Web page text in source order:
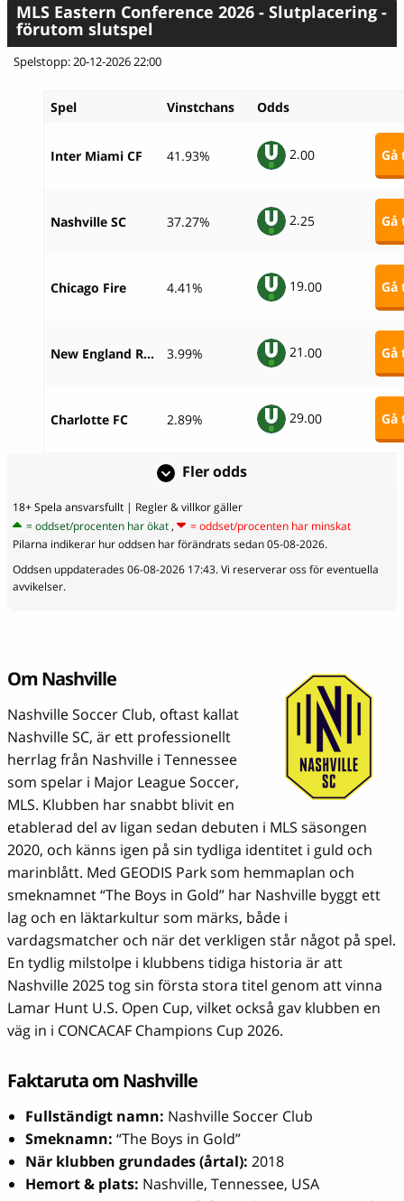
MLS Eastern Conference 2026 - Slutplacering -
förutom slutspel
Spelstopp: 20-12-2026 22:00
Spel Vinstchans Odds
Inter Miami CF 41.93% 2.00 Gå
Nashville SC 37.27% 2.25 Gå
Chicago Fire 4.41% 19.00 Gå
New England Revolution 3.99% 21.00 Gå
Charlotte FC 2.89% 29.00 Gå
Fler odds
18+ Spela ansvarsfullt| Regler & villkor gäller
= oddset/procenten har ökat ,
= oddset/procenten har minskat
Pilarna indikerar hur oddsen har förändrats sedan 05-08-2026.
Oddsen uppdaterades 06-08-2026 17:43. Vi reserverar oss för eventuella
avvikelser.
Om Nashville
Nashville Soccer Club, oftast kallat
Nashville SC, är ett professionellt
herrlag från Nashville i Tennessee
som spelar i Major League Soccer,
MLS. Klubben har snabbt blivit en
etablerad del av ligan sedan debuten i MLS säsongen
2020, och känns igen på sin tydliga identitet i guld och
marinblått. Med GEODIS Park som hemmaplan och
smeknamnet “The Boys in Gold” har Nashville byggt ett
lag och en läktarkultur som märks, både i
vardagsmatcher och när det verkligen står något på spel.
En tydlig milstolpe i klubbens tidiga historia är att
Nashville 2025 tog sin första stora titel genom att vinna
Lamar Hunt U.S. Open Cup, vilket också gav klubben en
väg in i CONCACAF Champions Cup 2026.
Faktaruta om Nashville
Fullständigt namn: Nashville Soccer Club
Smeknamn: “The Boys in Gold”
När klubben grundades (årtal): 2018
Hemort & plats: Nashville, Tennessee, USA